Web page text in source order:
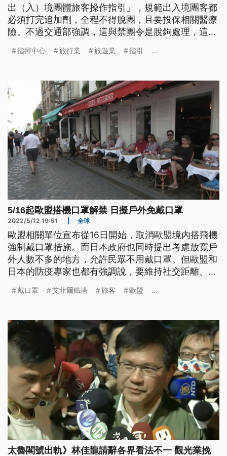
出（入）境團體旅客操作指引」，規範出入境團客都
必須打完追加劑，全程不得脫團，且要投保相關醫療
險。不過交通部強調，這與禁團令是脫鉤處理，這份
後才會派上用場。
指揮中心 旅行業 旅遊業 指引 ...
5/16起歐盟搭機口罩解禁 日擬戶外免戴口罩
2022/5/12 19:51 全球
歐盟相關單位宣布從16日開始，取消歐盟境內搭飛機
強制戴口罩措施。而日本政府也同時提出考慮放寬戶
外人數不多的地方，允許民眾不用戴口罩。但歐盟和
日本的防疫專家也都有強調說，要維持社交距離、做
戴口罩 艾菲爾鐵塔 旅客 歐盟 ...
太魯閣號出軌》林佳龍請辭各界看法不一 觀光業挽